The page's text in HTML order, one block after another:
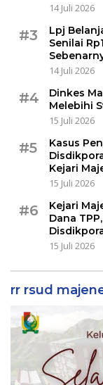
14 Juli 2026
#3
Lpj
Senilai
14 Juli 2026
#4
Dinkes
Melebihi
15 Juli 2026
#5
Kasus
Kejari
15 Juli 2026
#6
Kejari
Dana
15 Juli 2026
rr rsud